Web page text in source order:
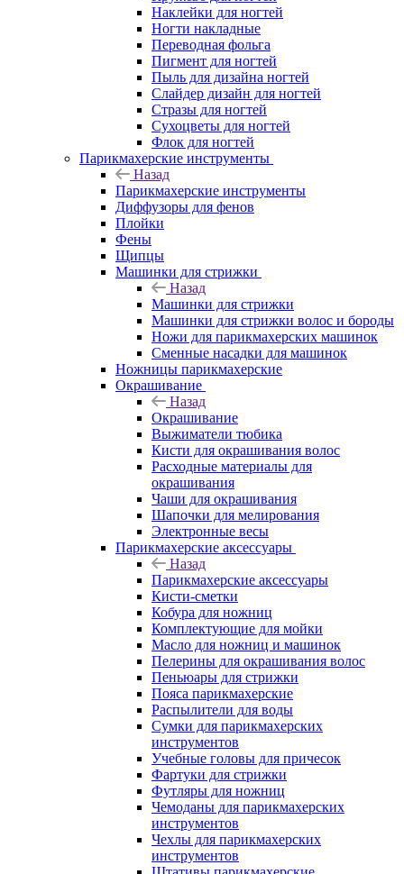
Наклейки для ногтей
Ногти накладные
Переводная фольга
Пигмент для ногтей
Пыль для дизайна ногтей
Слайдер дизайн для ногтей
Стразы для ногтей
Сухоцветы для ногтей
Флок для ногтей
Парикмахерские инструменты
Назад
Парикмахерские инструменты
Диффузоры для фенов
Плойки
Фены
Щипцы
Машинки для стрижки
Назад
Машинки для стрижки
Машинки для стрижки волос и бороды
Ножи для парикмахерских машинок
Сменные насадки для машинок
Ножницы парикмахерские
Окрашивание
Назад
Окрашивание
Выжиматели тюбика
Кисти для окрашивания волос
Расходные материалы для
окрашивания
Чаши для окрашивания
Шапочки для мелирования
Электронные весы
Парикмахерские аксессуары
Назад
Парикмахерские аксессуары
Кисти-сметки
Кобура для ножниц
Комплектующие для мойки
Масло для ножниц и машинок
Пелерины для окрашивания волос
Пеньюары для стрижки
Пояса парикмахерские
Распылители для воды
Сумки для парикмахерских
инструментов
Учебные головы для причесок
Фартуки для стрижки
Футляры для ножниц
Чемоданы для парикмахерских
инструментов
Чехлы для парикмахерских
инструментов